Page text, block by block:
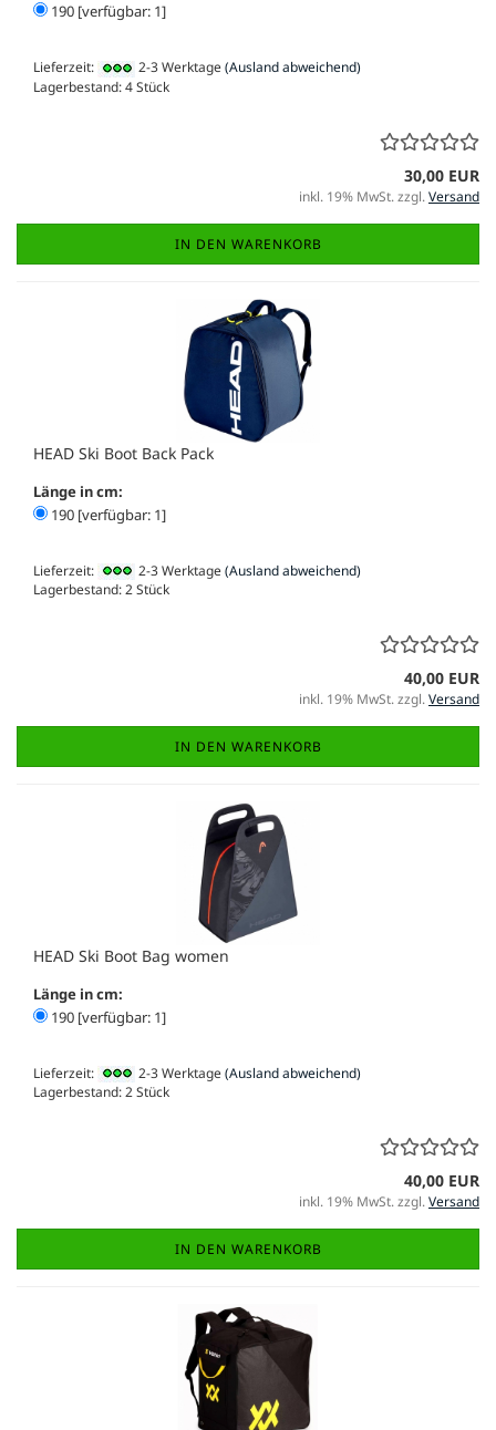
190 [verfügbar: 1]
Lieferzeit: 2-3 Werktage(Ausland abweichend)
Lagerbestand: 4 Stück
30,00 EUR
inkl. 19% MwSt. zzgl.Versand
IN DEN WARENKORB
HEAD Ski Boot Back Pack
Länge in cm:
190 [verfügbar: 1]
Lieferzeit: 2-3 Werktage(Ausland abweichend)
Lagerbestand: 2 Stück
40,00 EUR
inkl. 19% MwSt. zzgl.Versand
IN DEN WARENKORB
HEAD Ski Boot Bag women
Länge in cm:
190 [verfügbar: 1]
Lieferzeit: 2-3 Werktage(Ausland abweichend)
Lagerbestand: 2 Stück
40,00 EUR
inkl. 19% MwSt. zzgl.Versand
IN DEN WARENKORB